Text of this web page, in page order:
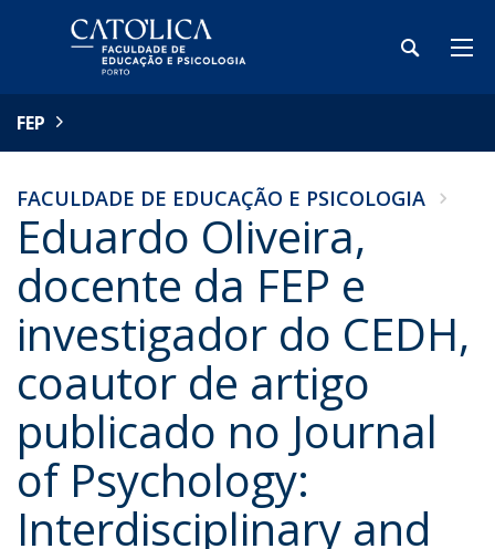
FEP
FACULDADE DE EDUCAÇÃO E PSICOLOGIA
Eduardo Oliveira,
docente da FEP e
investigador do CEDH,
coautor de artigo
publicado no Journal
of Psychology:
Interdisciplinary and